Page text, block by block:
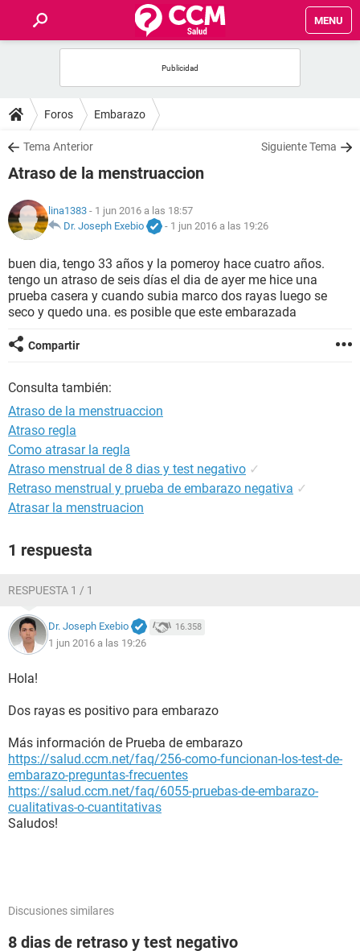
MENU
FOROS
SALUD
NUTRICIÓN
BIENESTAR
SEXUALIDAD
GLOSARIO
Foros Embarazo
Tema Anterior Siguiente Tema
Atraso de la menstruaccion
lina1383 - 1 jun 2016 a las 18:57
Dr. Joseph Exebio
- 1 jun 2016 a las 19:26
buen dia, tengo 33 años y la pomeroy hace cuatro años.
tengo un atraso de seis días el dia de ayer me hice una
prueba casera y cuando subia marco dos rayas luego se
seco y quedo una. es posible que este embarazada
Compartir
Consulta también:
Atraso de la menstruaccion
Atraso regla
Como atrasar la regla
Atraso menstrual de 8 dias y test negativo ✓
Retraso menstrual y prueba de embarazo negativa ✓
Atrasar la menstruacion
1 respuesta
RESPUESTA 1 / 1
Dr. Joseph Exebio 16.358
1 jun 2016 a las 19:26
Hola!
Dos rayas es positivo para embarazo
Más información de Prueba de embarazo
https://salud.ccm.net/faq/256-como-funcionan-los-test-de-
embarazo-preguntas-frecuentes
https://salud.ccm.net/faq/6055-pruebas-de-embarazo-
cualitativas-o-cuantitativas
Saludos!
Discusiones similares
8 dias de retraso y test negativo